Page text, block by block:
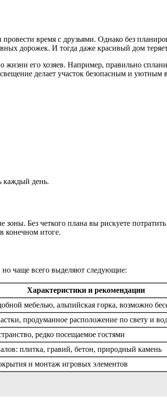
время с друзьями. Однако без
дорожек. И тогда даже красивый дом
жизни его хозяев. Например, правильно
делает участок безопасным и уютным
каждый день.
Без четкого плана вы рискуете
конечном итоге.
но чаще всего выделяют следующие:
Характеристики и рекомендации
мебелью, альпийская горка, возможно
продуманное расположение по свету и
редко посещаемое гостями
плитка, гравий, бетон, природный камень
и монтаж игровых элементов